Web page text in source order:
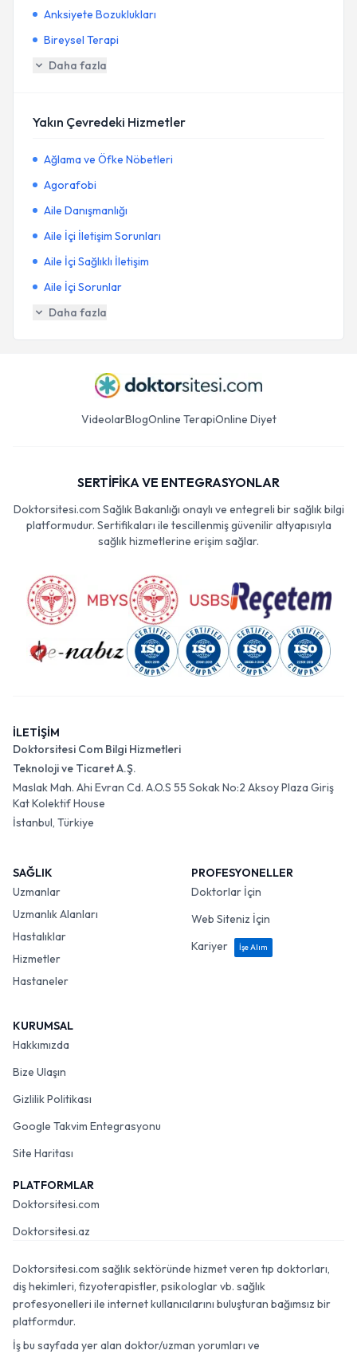
Anksiyete Bozuklukları
Bireysel Terapi
Daha fazla
Yakın Çevredeki Hizmetler
Ağlama ve Öfke Nöbetleri
Agorafobi
Aile Danışmanlığı
Aile İçi İletişim Sorunları
Aile İçi Sağlıklı İletişim
Aile İçi Sorunlar
Daha fazla
VideolarBlogOnline TerapiOnline Diyet
SERTİFİKA VE ENTEGRASYONLAR
Doktorsitesi.com Sağlık Bakanlığı onaylı ve entegreli bir sağlık bilgi
platformudur. Sertifikaları ile tescillenmiş güvenilir altyapısıyla
sağlık hizmetlerine erişim sağlar.
İLETİŞİM
Doktorsitesi Com Bilgi Hizmetleri
Teknoloji ve Ticaret A.Ş.
Maslak Mah. Ahi Evran Cd. A.O.S 55 Sokak No:2 Aksoy Plaza Giriş
Kat Kolektif House
İstanbul, Türkiye
SAĞLIK
Uzmanlar
Uzmanlık Alanları
Hastalıklar
Hizmetler
Hastaneler
PROFESYONELLER
Doktorlar İçin
Web Siteniz İçin
Kariyer
İşe Alım
KURUMSAL
Hakkımızda
Bize Ulaşın
Gizlilik Politikası
Google Takvim Entegrasyonu
Site Haritası
PLATFORMLAR
Doktorsitesi.com
Doktorsitesi.az
Doktorsitesi.com sağlık sektöründe hizmet veren tıp doktorları,
diş hekimleri, fizyoterapistler, psikologlar vb. sağlık
profesyonelleri ile internet kullanıcılarını buluşturan bağımsız bir
platformdur.
İş bu sayfada yer alan doktor/uzman yorumları ve